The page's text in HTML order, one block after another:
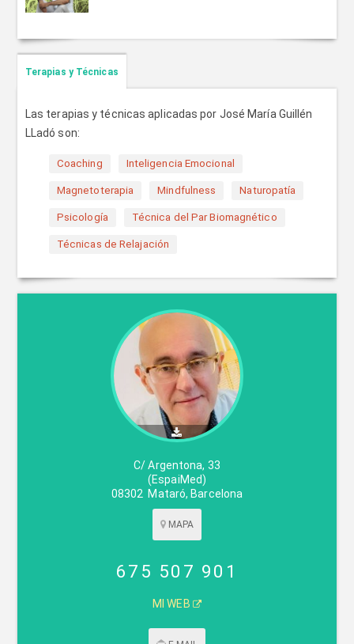
Terapias y Técnicas
Las terapias y técnicas aplicadas por José María Guillén
LLadó son:
Coaching Inteligencia Emocional
Magnetoterapia Mindfulness Naturopatía
Psicología Técnica del Par Biomagnético
Técnicas de Relajación
C/ Argentona, 33
(EspaiMed)
08302 Mataró, Barcelona
MAPA
675 507 901
MI WEB